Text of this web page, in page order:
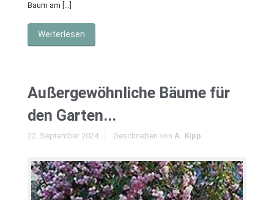
Baum am […]
Weiterlesen
Außergewöhnliche Bäume für
den Garten...
22. September 2024 Geschrieben von A. Kipp